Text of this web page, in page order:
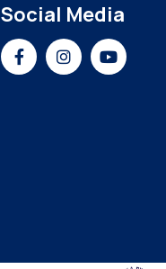
Social Media